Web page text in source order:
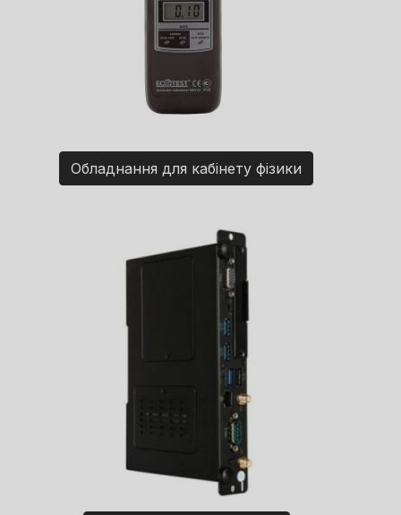
Обладнання для кабінету фізики